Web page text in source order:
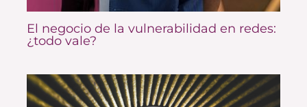
El negocio de la vulnerabilidad en redes:
¿todo vale?